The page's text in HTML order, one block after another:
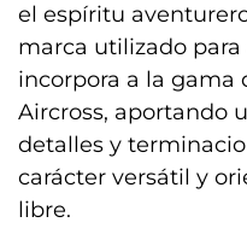
el espíritu
marca utilizado para
incorpora a la gama
Aircross, aportando
detalles y
carácter versátil y
libre.